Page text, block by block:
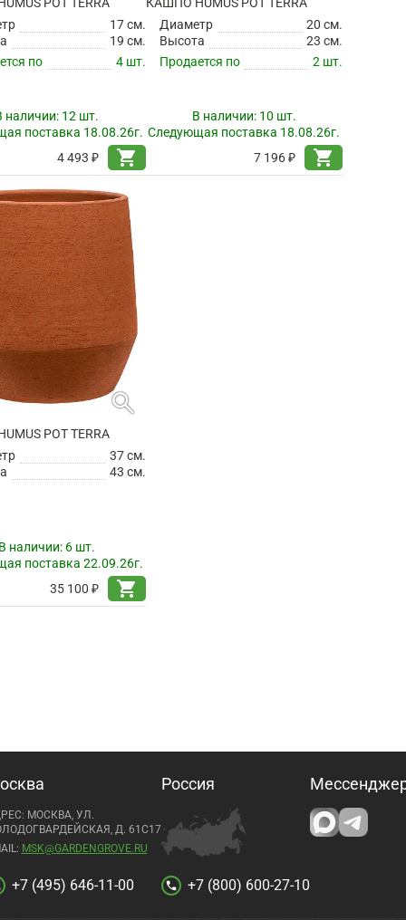
POT TERRA
17 см.
19 см.
по
4 шт.
наличии: 12 шт.
поставка 18.08.26г.
4 493 ₽
shopping_cart
КАШПО HUMUS POT TERRA
Диаметр
20 см.
Высота
23 см.
Продается по
2 шт.
В наличии: 10 шт.
Следующая поставка 18.08.26г.
7 196 ₽
shopping_cart
search
POT TERRA
37 см.
43 см.
наличии: 6 шт.
поставка 22.09.26г.
35 100 ₽
shopping_cart
МОСКВА, УЛ.
Д. 61С17
MSK@GARDENGROVE.RU
+7 (495) 646-11-00
Россия
call +7 (800) 600-27-10